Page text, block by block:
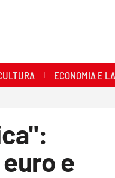
ECONOMIA E
e